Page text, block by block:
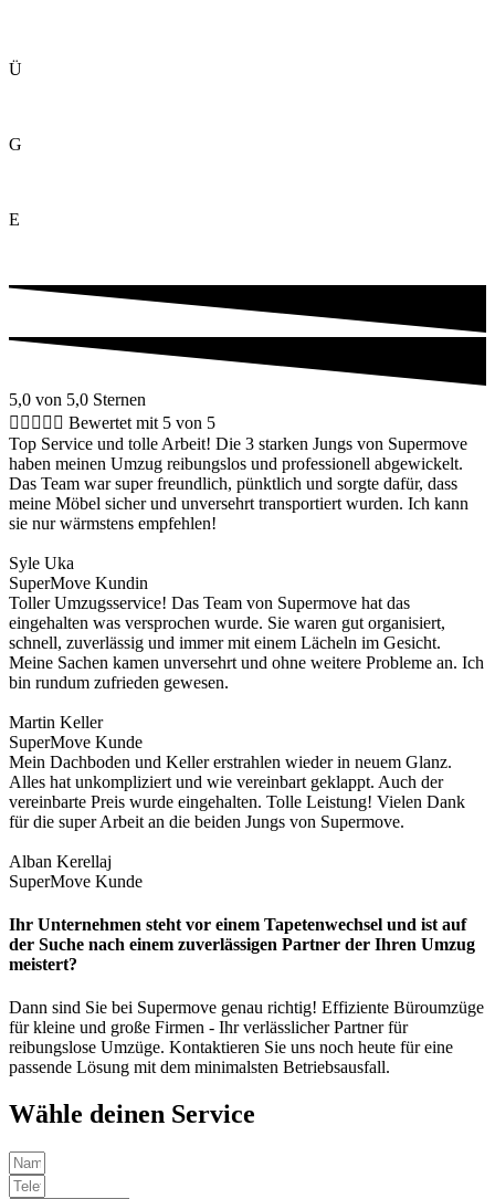
Ü
G
E
5,0 von 5,0 Sternen
     Bewertet mit 5 von 5
Top Service und tolle Arbeit! Die 3 starken Jungs von Supermove
haben meinen Umzug reibungslos und professionell abgewickelt.
Das Team war super freundlich, pünktlich und sorgte dafür, dass
meine Möbel sicher und unversehrt transportiert wurden. Ich kann
sie nur wärmstens empfehlen!
Syle Uka
SuperMove Kundin
Toller Umzugsservice! Das Team von Supermove hat das
eingehalten was versprochen wurde. Sie waren gut organisiert,
schnell, zuverlässig und immer mit einem Lächeln im Gesicht.
Meine Sachen kamen unversehrt und ohne weitere Probleme an. Ich
bin rundum zufrieden gewesen.
Martin Keller
SuperMove Kunde
Mein Dachboden und Keller erstrahlen wieder in neuem Glanz.
Alles hat unkompliziert und wie vereinbart geklappt. Auch der
vereinbarte Preis wurde eingehalten. Tolle Leistung! Vielen Dank
für die super Arbeit an die beiden Jungs von Supermove.
Alban Kerellaj
SuperMove Kunde
Ihr Unternehmen steht vor einem Tapetenwechsel und ist auf
der Suche nach einem zuverlässigen Partner der Ihren Umzug
meistert?
Dann sind Sie bei Supermove genau richtig! Effiziente Büroumzüge
für kleine und große Firmen - Ihr verlässlicher Partner für
reibungslose Umzüge. Kontaktieren Sie uns noch heute für eine
passende Lösung mit dem minimalsten Betriebsausfall.
Wähle deinen Service